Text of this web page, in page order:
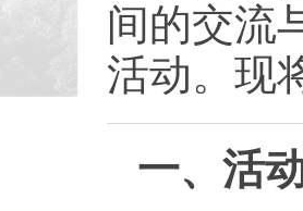
间的交流
活动。现
一、活